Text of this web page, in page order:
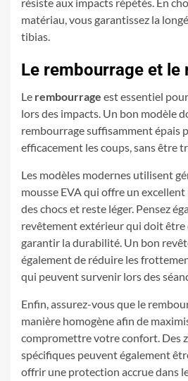
matériau, vous garantissez la
tibias.
Le rembourrage et le
Le rembourrage est essentiel
lors des impacts. Un bon modèle
rembourrage suffisamment épais
efficacement les coups, sans être
Les modèles modernes utilisent
mousse EVA qui offre un
des chocs et reste léger. Pensez
revêtement extérieur qui doit être
garantir la durabilité. Un bon
également de réduire les
qui peuvent survenir lors des
Enfin, assurez-vous que le
manière homogène afin de
compromettre votre confort. Des
spécifiques peuvent également
offrir une protection accrue dans